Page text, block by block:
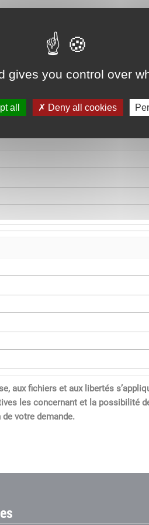
gives you control over
all Deny all cookies
aux fichiers et aux libertés
les concernant et la
votre demande.